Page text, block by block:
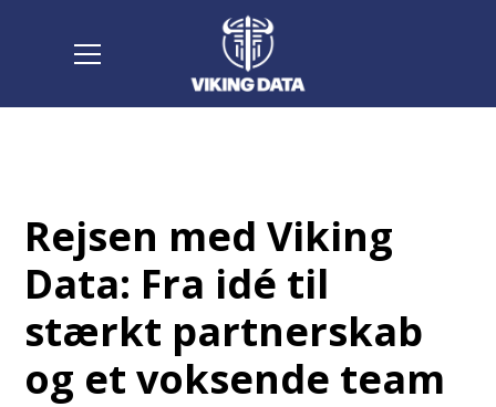
Rejsen med Viking
Data: Fra idé til
stærkt partnerskab
og et voksende team